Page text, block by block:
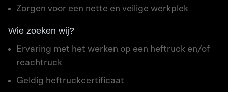
Zorgen voor een nette en veilige werkplek
Wie zoeken wij?
Ervaring met het werken op een heftruck en/of
reachtruck
Geldig heftruckcertificaat